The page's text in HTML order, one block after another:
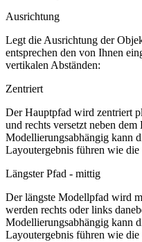
Ausrichtung
Legt die Ausrichtung der
entsprechen den von Ihnen
vertikalen Abständen:
Zentriert
Der Hauptpfad wird zentriert
und rechts versetzt neben
Modellierungsabhängig kann
Layoutergebnis führen wie
Längster Pfad - mittig
Der längste Modellpfad wird
werden rechts oder links
Modellierungsabhängig kann
Layoutergebnis führen wie